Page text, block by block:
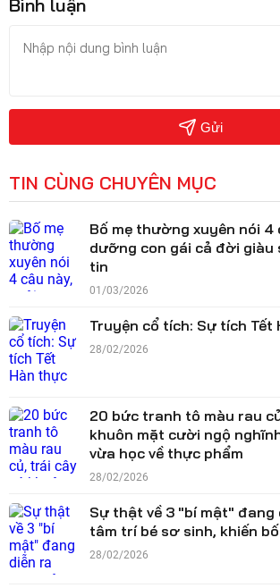
Bình luận
Gửi
TIN CÙNG CHUYÊN MỤC
Bố mẹ thường xuyên nói 4
dưỡng con gái cả đời giàu
tin
01/03/2026
Truyện cổ tích: Sự tích Tết
28/02/2026
20 bức tranh tô màu rau
khuôn mặt cười ngộ
vừa học về thực phẩm
28/02/2026
Sự thật về 3 "bí mật" đang
tâm trí bé sơ sinh, khiến
28/02/2026